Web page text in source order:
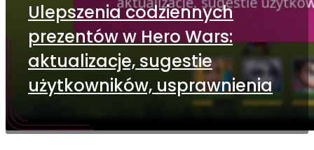
Ulepszenia codziennych
prezentów w Hero Wars:
aktualizacje, sugestie
użytkowników, usprawnienia